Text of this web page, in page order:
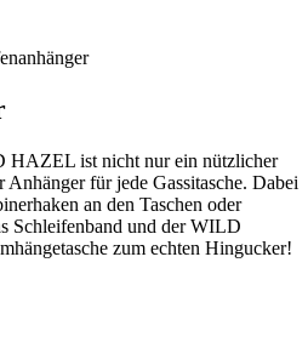
HAZEL ist nicht nur ein nützlicher
für jede Gassitasche. Dabei
an den Taschen oder
Schleifenband und der WILD
zum echten Hingucker!